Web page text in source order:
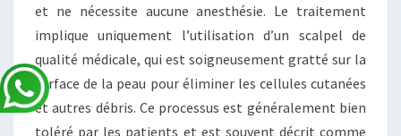
et ne nécessite aucune anesthésie. Le traitement
implique uniquement l’utilisation d’un scalpel de
qualité médicale, qui est soigneusement gratté sur la
surface de la peau pour éliminer les cellules cutanées
et autres débris. Ce processus est généralement bien
toléré par les patients et est souvent décrit comme